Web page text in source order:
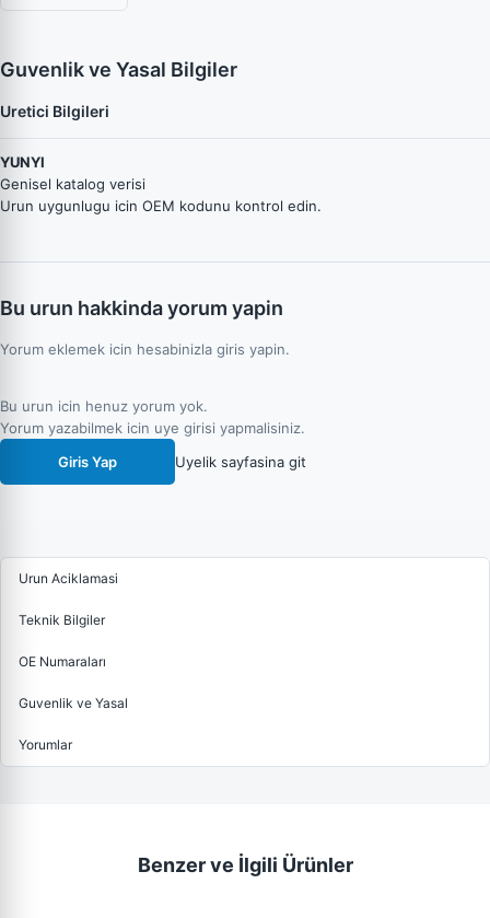
Guvenlik ve Yasal Bilgiler
Uretici Bilgileri
YUNYI
Genisel katalog verisi
Urun uygunlugu icin OEM kodunu kontrol edin.
Bu urun hakkinda yorum yapin
Yorum eklemek icin hesabinizla giris yapin.
Bu urun icin henuz yorum yok.
Yorum yazabilmek icin uye girisi yapmalisiniz.
Giris Yap
Uyelik sayfasina git
Urun Aciklamasi
Teknik Bilgiler
OE Numaraları
Guvenlik ve Yasal
Yorumlar
Benzer ve İlgili Ürünler